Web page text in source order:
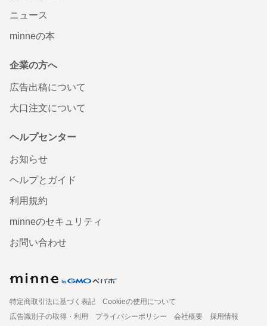
ニュース
minneの本
企業の方へ
広告出稿について
大口注文について
ヘルプセンター
お知らせ
ヘルプとガイド
利用規約
minneのセキュリティ
お問い合わせ
特定商取引法に基づく表記
Cookieの使用について
広告識別子の取得・利用
プライバシーポリシー 会社概要
採用情報